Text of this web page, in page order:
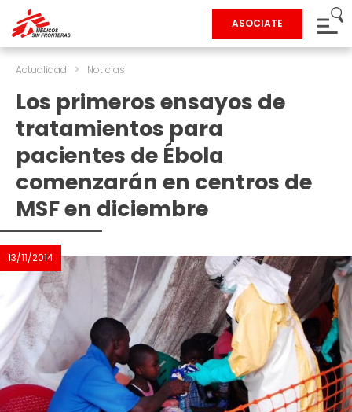
ASOCIATE
Actualidad > Noticias
Los primeros ensayos de
tratamientos para
pacientes de Ébola
comenzarán en centros de
MSF en diciembre
13/11/2014